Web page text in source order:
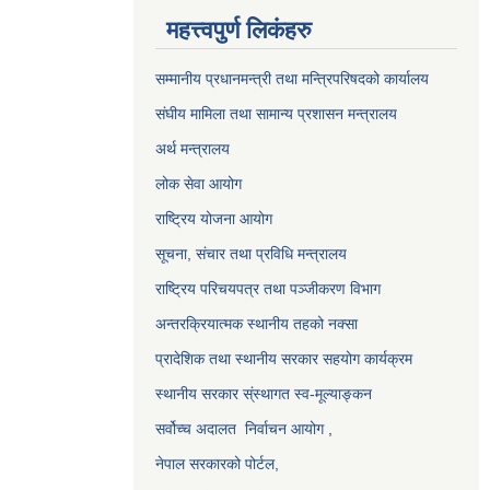
महत्त्वपुर्ण लिकंहरु
सम्मानीय प्रधानमन्त्री तथा मन्त्रिपरिषदको कार्यालय
संघीय मामिला तथा सामान्य प्रशासन मन्त्रालय
अर्थ मन्त्रालय
लोक सेवा आयोग
राष्ट्रिय योजना आयोग
सूचना, संचार तथा प्रविधि मन्त्रालय
राष्ट्रिय परिचयपत्र तथा पञ्जीकरण विभाग
अन्तरक्रियात्मक स्थानीय तहको नक्सा
प्रादेशिक तथा स्थानीय सरकार सहयोग कार्यक्रम
स्थानीय सरकार स्ंस्थागत स्व-मूल्याङ्कन
सर्वोच्च अदालत निर्वाचन आयोग,
नेपाल सरकारको पोर्टल,